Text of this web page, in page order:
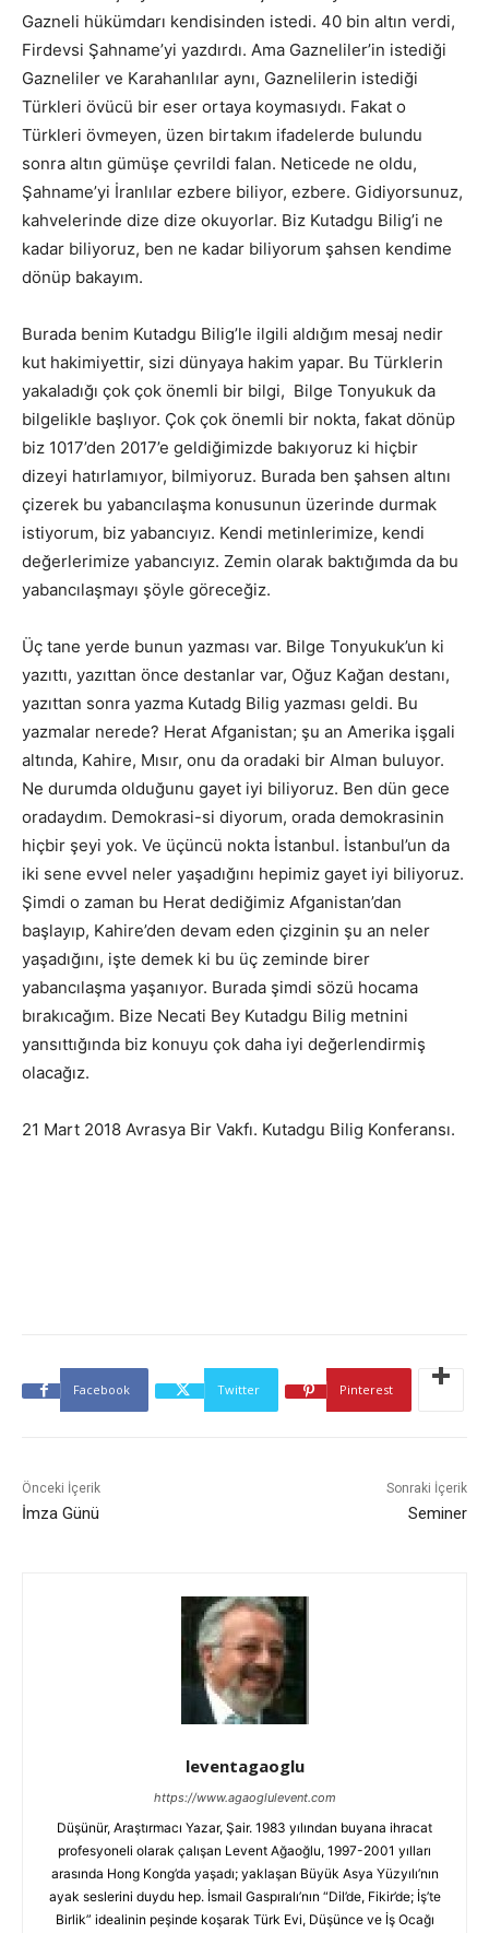
Gazneli hükümdarı kendisinden istedi. 40 bin altın verdi,
Firdevsi Şahname’yi yazdırdı. Ama Gazneliler’in istediği
Gazneliler ve Karahanlılar aynı, Gaznelilerin istediği
Türkleri övücü bir eser ortaya koymasıydı. Fakat o
Türkleri övmeyen, üzen birtakım ifadelerde bulundu
sonra altın gümüşe çevrildi falan. Neticede ne oldu,
Şahname’yi İranlılar ezbere biliyor, ezbere. Gidiyorsunuz,
kahvelerinde dize dize okuyorlar. Biz Kutadgu Bilig’i ne
kadar biliyoruz, ben ne kadar biliyorum şahsen kendime
dönüp bakayım.
Burada benim Kutadgu Bilig’le ilgili aldığım mesaj nedir
kut hakimiyettir, sizi dünyaya hakim yapar. Bu Türklerin
yakaladığı çok çok önemli bir bilgi, Bilge Tonyukuk da
bilgelikle başlıyor. Çok çok önemli bir nokta, fakat dönüp
biz 1017’den 2017’e geldiğimizde bakıyoruz ki hiçbir
dizeyi hatırlamıyor, bilmiyoruz. Burada ben şahsen altını
çizerek bu yabancılaşma konusunun üzerinde durmak
istiyorum, biz yabancıyız. Kendi metinlerimize, kendi
değerlerimize yabancıyız. Zemin olarak baktığımda da bu
yabancılaşmayı şöyle göreceğiz.
Üç tane yerde bunun yazması var. Bilge Tonyukuk’un ki
yazıttı, yazıttan önce destanlar var, Oğuz Kağan destanı,
yazıttan sonra yazma Kutadg Bilig yazması geldi. Bu
yazmalar nerede? Herat Afganistan; şu an Amerika işgali
altında, Kahire, Mısır, onu da oradaki bir Alman buluyor.
Ne durumda olduğunu gayet iyi biliyoruz. Ben dün gece
oradaydım. Demokrasi-si diyorum, orada demokrasinin
hiçbir şeyi yok. Ve üçüncü nokta İstanbul. İstanbul’un da
iki sene evvel neler yaşadığını hepimiz gayet iyi biliyoruz.
Şimdi o zaman bu Herat dediğimiz Afganistan’dan
başlayıp, Kahire’den devam eden çizginin şu an neler
yaşadığını, işte demek ki bu üç zeminde birer
yabancılaşma yaşanıyor. Burada şimdi sözü hocama
bırakıcağım. Bize Necati Bey Kutadgu Bilig metnini
yansıttığında biz konuyu çok daha iyi değerlendirmiş
olacağız.
21 Mart 2018 Avrasya Bir Vakfı. Kutadgu Bilig Konferansı.
Facebook Twitter Pinterest
Önceki İçerik
İmza Günü
Sonraki İçerik
Seminer
leventagaoglu
https://www.agaoglulevent.com
Düşünür, Araştırmacı Yazar, Şair. 1983 yılından buyana ihracat
profesyoneli olarak çalışan Levent Ağaoğlu, 1997-2001 yılları
arasında Hong Kong’da yaşadı; yaklaşan Büyük Asya Yüzyılı’nın
ayak seslerini duydu hep. İsmail Gaspıralı’nın “Dil’de, Fikir’de; İş’te
Birlik” idealinin peşinde koşarak Türk Evi, Düşünce ve İş Ocağı